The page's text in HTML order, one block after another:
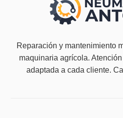
Reparación y mantenimiento
maquinaria agrícola.
adaptada a cada cliente.